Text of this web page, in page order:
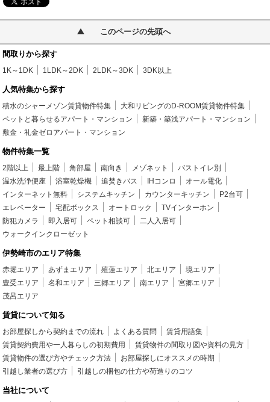
このページの先頭へ
間取りから探す
1K～1DK 1LDK～2DK 2LDK～3DK 3DK以上
人気特集から探す
積水のシャーメゾン賃貸物件特集
大和リビングのD-ROOM賃貸物件特集
ペットと暮らせるアパート・マンション
新築・築浅アパート・マンション
敷金・礼金ゼロアパート・マンション
物件特集一覧
2階以上 最上階 角部屋 南向き メゾネット
バストイレ別
温水洗浄便座
浴室乾燥機 追焚きバス IHコンロ
オール電化
インターネット無料
システムキッチン カウンターキッチン
P2台可
エレベーター
宅配ボックス オートロック
TVインターホン
防犯カメラ
即入居可 ペット相談可
二人入居可
ウォークインクローゼット
伊勢崎市のエリア特集
赤堀エリア あずまエリア 殖蓮エリア 北エリア
境エリア
豊受エリア
名和エリア 三郷エリア 南エリア
宮郷エリア
茂呂エリア
賃貸について知る
お部屋探しから契約までの流れ よくある質問
賃貸用語集
賃貸契約費用や一人暮らしの初期費用
賃貸物件の間取り図や資料の見方
賃貸物件の選び方やチェック方法
お部屋探しにオススメの時期
引越し業者の選び方
引越しの梱包の仕方や荷造りのコツ
当社について